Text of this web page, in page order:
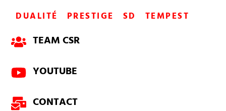
DUALITÉ
PRESTIGE SD TEMPEST
TEAM CSR
YOUTUBE
CONTACT